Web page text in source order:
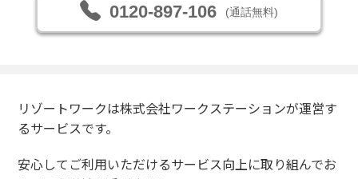
0120-897-106 (通話無料)
リゾートワークは株式会社ワークステーションが運営す
るサービスです。
安心してご利用いただけるサービス向上に取り組んでお